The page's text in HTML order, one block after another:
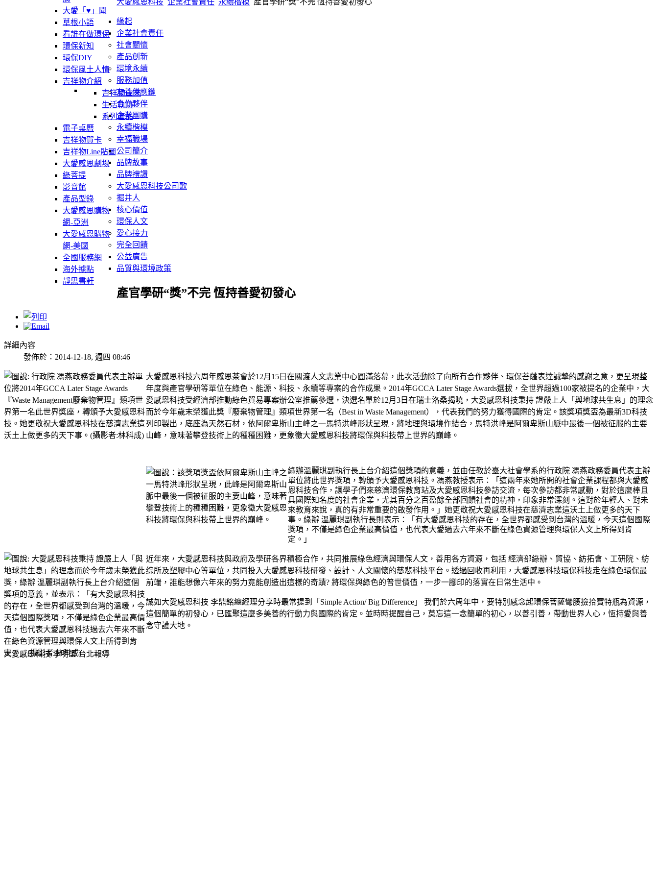
大愛「♥」聞
草根小語
看誰在做環保
環保新知
環保DIY
環保風土人情
吉祥物介紹
吉祥物由來
生活軌跡
系列產品
電子桌曆
吉祥物賀卡
吉祥物Line貼圖
大愛感恩劇場
綠菩提
影音館
產品型錄
大愛感恩購物
網-亞洲
大愛感恩購物
網-美國
全國服務網
海外據點
靜思書軒
緣起
企業社會責任
社會關懷
產品創新
環境永續
服務加值
友善供應鏈
合作夥伴
企業團購
永續楷模
幸福職場
公司簡介
品牌故事
品牌禮讚
大愛感恩科技公司歌
掘井人
核心價值
環保人文
愛心接力
完全回饋
公益廣告
品質與環境政策
產官學研“獎”不完 恆持善愛初發心
詳細內容
發佈於：2014-12-18, 週四 08:46
大愛感恩科技六周年感恩茶會於12月15日在關渡人文志業中心圓滿落幕，此次活動除了向所有合作夥伴、環保菩薩表達誠摯的感謝之意，更呈現整
年度與產官學研等單位在綠色、能源、科技、永續等專案的合作成果。2014年GCCA Later Stage Awards選拔，全世界超過100家被提名的企業中，大
愛感恩科技受經濟部推動綠色貿易專案辦公室推薦參選，決選名單於12月3日在瑞士洛桑揭曉，大愛感恩科技秉持 證嚴上人「與地球共生息」的理念
而於今年歲末榮獲此獎『廢棄物管理』類項世界第一名（Best in Waste Management），代表我們的努力獲得國際的肯定。該獎項獎盃為最新3D科技
列印製出，底座為天然石材，依阿爾卑斯山主峰之一馬特洪峰形狀呈現，將地理與環境作結合，馬特洪峰是阿爾卑斯山脈中最後一個被征服的主要
山峰，意味著攀登技術上的種種困難，更象徵大愛感恩科技將環保與科技帶上世界的巔峰。
綠辦溫麗琪副執行長上台介紹這個獎項的意義，並由任教於臺大社會學系的行政院 馮燕政務委員代表主辦
單位將此世界獎項，轉頒予大愛感恩科技。馮燕教授表示：「這兩年來她所開的社會企業課程都與大愛感
恩科技合作，讓學子們來慈濟環保教育站及大愛感恩科技參訪交流，每次參訪都非常感動，對於這麼棒且
具國際知名度的社會企業，尤其百分之百盈餘全部回饋社會的精神，印象非常深刻。這對於年輕人、對未
來教育來說，真的有非常重要的啟發作用。」她更敬祝大愛感恩科技在慈濟志業這沃土上做更多的天下
事。綠辦 溫麗琪副執行長則表示：「有大愛感恩科技的存在，全世界都感受到台灣的溫暖，今天這個國際
獎項，不僅是綠色企業最高價值，也代表大愛過去六年來不斷在綠色資源管理與環保人文上所得到肯
定。」
近年來，大愛感恩科技與政府及學研各界積極合作，共同推展綠色經濟與環保人文，善用各方資源，包括 經濟部綠辦、貿協、紡拓會、工研院、紡
综所及塑膠中心等單位，共同投入大愛感恩科技研發、設計、人文關懷的慈悲科技平台。透過回收再利用，大愛感恩科技環保科技走在綠色環保最
前端，誰能想像六年來的努力竟能創造出這樣的奇蹟? 將環保與綠色的普世價值，一步一腳印的落實在日常生活中。
誠如大愛感恩科技 李鼎銘總經理分享時最常提到「Simple Action/ Big Difference」 我們於六周年中，要特別感念起環保菩薩彎腰撿拾寶特瓶為資源，
這個簡單的初發心，已匯聚這麼多美善的行動力與國際的肯定。並時時提醒自己，莫忘這一念簡單的初心，以善引善，帶動世界人心，恆持愛與善
念守護大地。
大愛感恩科技 李明瑩 台北報導